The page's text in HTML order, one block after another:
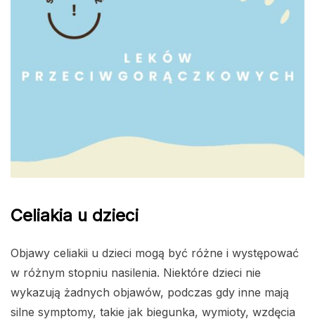
Celiakia u dzieci
Objawy celiakii u dzieci mogą być różne i występować
w różnym stopniu nasilenia. Niektóre dzieci nie
wykazują żadnych objawów, podczas gdy inne mają
silne symptomy, takie jak biegunka, wymioty, wzdęcia